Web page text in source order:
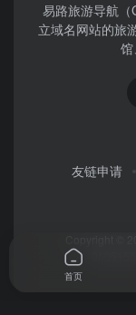
易路旅游导航
立域名网站的旅
馆
友链申请
首页